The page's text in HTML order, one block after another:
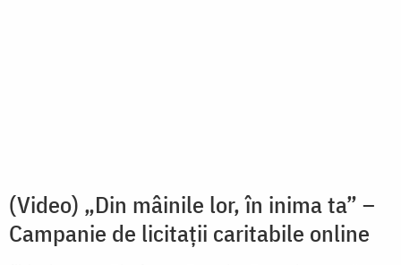
Uniforme pentru copiii din satul Nzihi